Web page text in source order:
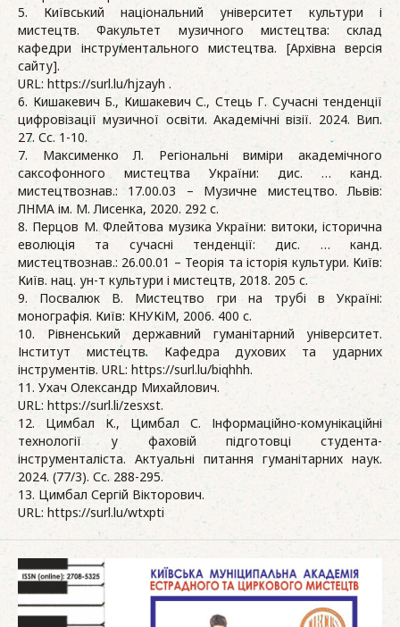
5. Київський національний університет культури і
мистецтв. Факультет музичного мистецтва: склад
кафедри інструментального мистецтва. [Архівна версія
сайту].
URL: https://surl.lu/hjzayh .
6. Кишакевич Б., Кишакевич С., Стець Г. Сучасні тенденції
цифровізації музичної освіти. Академічні візії. 2024. Вип.
27. Сс. 1-10.
7. Максименко Л. Регіональні виміри академічного
саксофонного мистецтва України: дис. … канд.
мистецтвознав.: 17.00.03 – Музичне мистецтво. Львів:
ЛНМА ім. М. Лисенка, 2020. 292 с.
8. Перцов М. Флейтова музика України: витоки, історична
еволюція та сучасні тенденції: дис. … канд.
мистецтвознав.: 26.00.01 – Теорія та історія культури. Київ:
Київ. нац. ун-т культури і мистецтв, 2018. 205 с.
9. Посвалюк В. Мистецтво гри на трубі в Україні:
монографія. Київ: КНУКіМ, 2006. 400 с.
10. Рівненський державний гуманітарний університет.
Інститут мистецтв. Кафедра духових та ударних
інструментів. URL: https://surl.lu/biqhhh.
11. Ухач Олександр Михайлович.
URL: https://surl.li/zesxst.
12. Цимбал К., Цимбал С. Інформаційно-комунікаційні
технології у фаховій підготовці студента-
інструменталіста. Актуальні питання гуманітарних наук.
2024. (77/3). Сс. 288-295.
13. Цимбал Сергій Вікторович.
URL: https://surl.lu/wtxpti